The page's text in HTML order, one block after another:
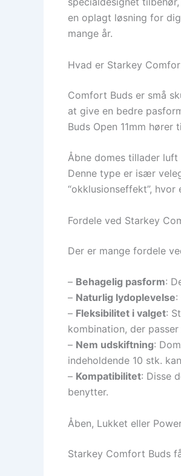
en oplagt løsning for
mange år.
Hvad er Starkey
Comfort Buds er små
at give en bedre
Buds Open 11mm
Åbne domes tillader
Denne type er især
“okklusionseffekt”,
Fordele ved Starkey
Der er mange fordele
– Behagelig pasform:
– Naturlig lydoplevelse:
– Fleksibilitet i valget:
kombination, der
– Nem udskiftning:
indeholdende 10 stk.
– Kompatibilitet: Disse
benytter.
Åben, Lukket eller
Starkey Comfort Buds